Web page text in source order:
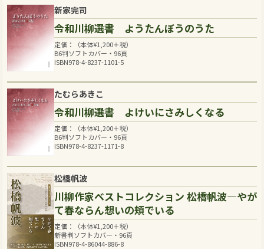
新家完司
令和川柳選書 ようたんぼうのうた
定価：（本体¥1,200＋税）
B6判ソフトカバー・96頁
ISBN978-4-8237-1101-5
たむらあきこ
令和川柳選書 よけいにさみしくなる
定価：（本体¥1,200＋税）
B6判ソフトカバー・96頁
ISBN978-4-8237-1171-8
松橋帆波
川柳作家ベストコレクション 松橋帆波―やが
て春ならん想いの頬でいる
定価：（本体¥1,200＋税）
新書判ソフトカバー・96頁
ISBN978-4-86044-886-8